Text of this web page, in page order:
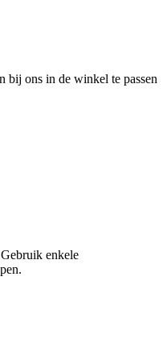
bij ons in de winkel te passen
enkele